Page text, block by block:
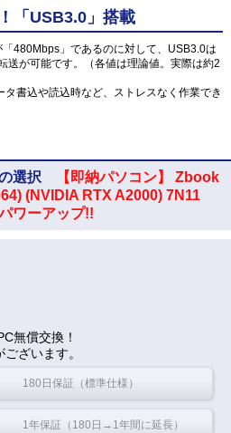
「USB3.0」搭載
480Mbps」であるのに対して、USB3.0は
送が可能です。（各値は理論値。実際は約2
書込や読込時など、ストレスなく作業でき
の選択
【即納パソコン】 Zbook
(NVIDIA RTX A2000) 7N11
ワーアップ!!
無償交換！
ざいます。
180日保証（標準仕様）
1年保証（180日→1年間に延長）